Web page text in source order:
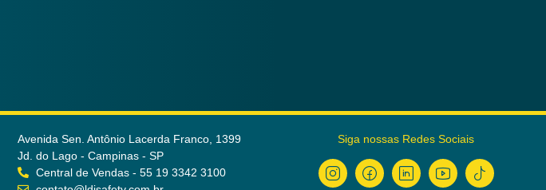
Avenida Sen. Antônio Lacerda Franco, 1399
Jd. do Lago - Campinas - SP
Central de Vendas - 55 19 3342 3100
Siga nossas Redes Sociais